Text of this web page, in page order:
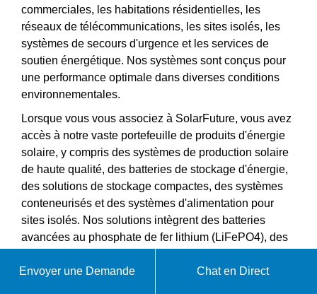
commerciales, les habitations résidentielles, les
réseaux de télécommunications, les sites isolés, les
systèmes de secours d'urgence et les services de
soutien énergétique. Nos systèmes sont conçus pour
une performance optimale dans diverses conditions
environnementales.
Lorsque vous vous associez à SolarFuture, vous avez
accès à notre vaste portefeuille de produits d'énergie
solaire, y compris des systèmes de production solaire
de haute qualité, des batteries de stockage d'énergie,
des solutions de stockage compactes, des systèmes
conteneurisés et des systèmes d'alimentation pour
sites isolés. Nos solutions intègrent des batteries
avancées au phosphate de fer lithium (LiFePO4), des
systèmes avancés de gestion de batterie et des
Envoyer une Demande Chat en Direct